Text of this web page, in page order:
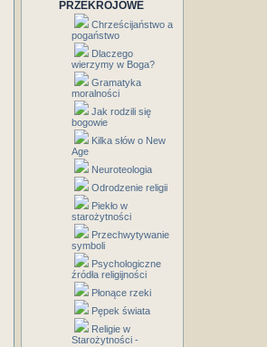
PRZEKROJOWE
Chrześcijaństwo a
pogaństwo
Dlaczego
wierzymy w Boga?
Gramatyka
moralności
Jak rodzili się
bogowie
Kilka słów o New
Age
Neuroteologia
Odrodzenie religii
Piekło w
starożytności
Przechwytywanie
symboli
Psychologiczne
źródła religijności
Płonące rzeki
Pępek świata
Religie w
Starożytności -